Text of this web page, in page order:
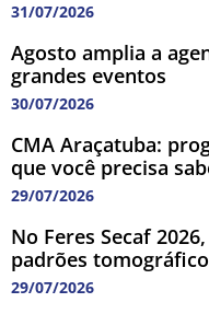
31/07/2026
Agosto amplia a
grandes eventos
30/07/2026
CMA Araçatuba:
que você precisa
29/07/2026
No Feres Secaf
padrões
29/07/2026